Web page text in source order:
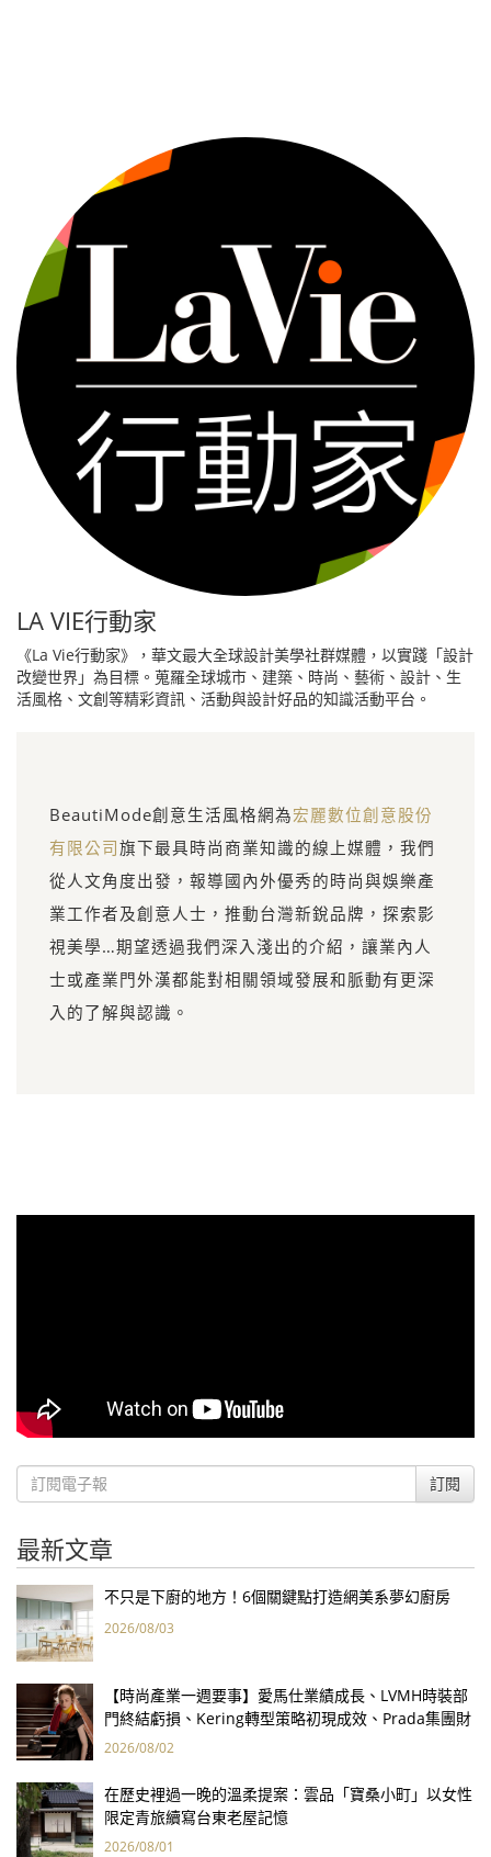
LA VIE行動家
《La Vie行動家》，華文最大全球設計美學社群媒體，以實踐「設計
改變世界」為目標。蒐羅全球城市、建築、時尚、藝術、設計、生
活風格、文創等精彩資訊、活動與設計好品的知識活動平台。
BeautiMode創意生活風格網為宏麗數位創意股份
有限公司旗下最具時尚商業知識的線上媒體，我們
從人文角度出發，報導國內外優秀的時尚與娛樂產
業工作者及創意人士，推動台灣新銳品牌，探索影
視美學…期望透過我們深入淺出的介紹，讓業內人
士或產業門外漢都能對相關領域發展和脈動有更深
入的了解與認識。
訂閱
最新文章
不只是下廚的地方！6個關鍵點打造網美系夢幻廚房
2026/08/03
【時尚產業一週要事】愛馬仕業績成長、LVMH時裝部
門終結虧損、Kering轉型策略初現成效、Prada集團財
報亮眼
2026/08/02
在歷史裡過一晚的溫柔提案：雲品「寶桑小町」以女性
限定青旅續寫台東老屋記憶
2026/08/01